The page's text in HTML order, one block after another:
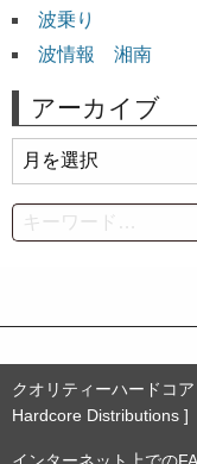
波乗り
波情報 湘南
アーカイブ
ー
カ
イ
Search
クオリティーハードコ
Hardcore Distributions ]